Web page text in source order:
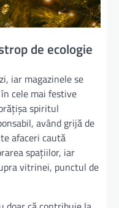
de ecologie
iar magazinele se
cele mai festive
spiritul
având grijă de
afaceri caută
spațiilor, iar
vitrinei, punctul de